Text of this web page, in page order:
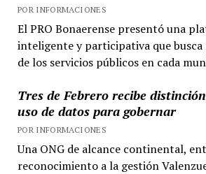
POR INFORMACIONES
El PRO Bonaerense presentó una
inteligente y participativa que busca
de los servicios públicos en cada
Tres de Febrero recibe
uso de datos para gobernar
POR INFORMACIONES
Una ONG de alcance continental,
reconocimiento a la gestión